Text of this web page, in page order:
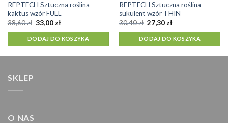
REPTECH Sztuczna roślina
kaktus wzór FULL
38,60zł Pierwotna
cena
wynosiła:
38,60 zł.
33,00 złAktualna
wynosi:
33,00 zł.
DODAJ DO KOSZYKA
REPTECH Sztuczna roślina
sukulent wzór THIN
30,40zł Pierwotna
cena
wynosiła:
30,40 zł.
27,30 złAktualna
wynosi:
27,30 zł.
DODAJ DO KOSZYKA
SKLEP
O NAS